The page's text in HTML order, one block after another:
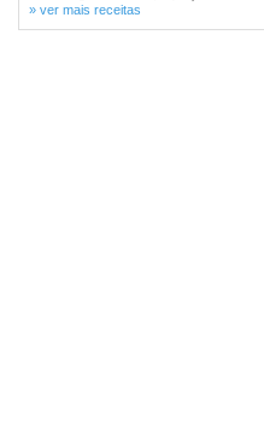
» ver mais receitas